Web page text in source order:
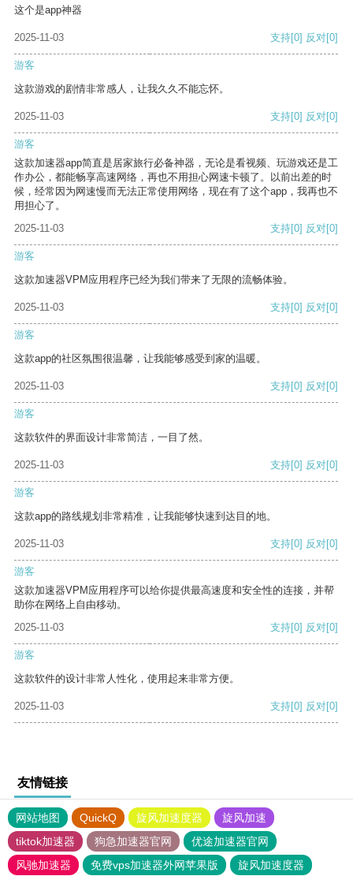
这个是app神器
2025-11-03 支持[0] 反对[0]
游客
这款游戏的剧情非常感人，让我久久不能忘怀。
2025-11-03 支持[0] 反对[0]
游客
这款加速器app简直是居家旅行必备神器，无论是看视频、玩游戏还是工
作办公，都能畅享高速网络，再也不用担心网速卡顿了。以前出差的时
候，经常因为网速慢而无法正常使用网络，现在有了这个app，我再也不
用担心了。
2025-11-03
支持[0] 反对[0]
游客
这款加速器VPM应用程序已经为我们带来了无限的流畅体验。
2025-11-03 支持[0] 反对[0]
游客
这款app的社区氛围很温馨，让我能够感受到家的温暖。
2025-11-03 支持[0] 反对[0]
游客
这款软件的界面设计非常简洁，一目了然。
2025-11-03 支持[0] 反对[0]
游客
这款app的路线规划非常精准，让我能够快速到达目的地。
2025-11-03 支持[0] 反对[0]
游客
这款加速器VPM应用程序可以给你提供最高速度和安全性的连接，并帮
助你在网络上自由移动。
2025-11-03
支持[0] 反对[0]
游客
这款软件的设计非常人性化，使用起来非常方便。
2025-11-03 支持[0] 反对[0]
友情链接
网站地图 QuickQ 旋风加速度器
旋风加速
tiktok加速器
狗急加速器官网
优途加速器官网
风驰加速器
免费vps加速器外网苹果版 旋风加速度器